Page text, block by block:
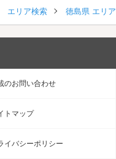
エリア検索 徳島県 エリ
のお問い合わせ
トマップ
イバシーポリシー